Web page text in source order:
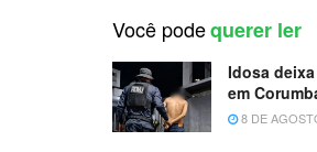
Você podequerer ler
Idosa
em
8 DE